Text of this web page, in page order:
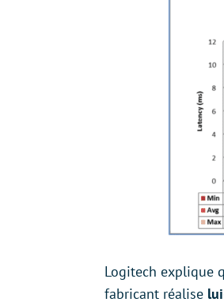
Logitech explique
fabricant réalise